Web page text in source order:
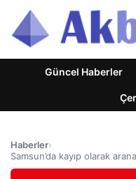
Güncel Haberler
Haberler›
Samsun’da kayıp olarak